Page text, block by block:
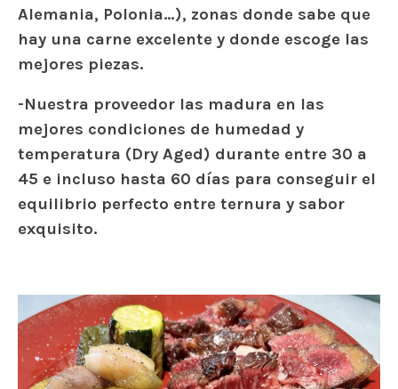
Alemania, Polonia…), zonas donde sabe que
hay una carne excelente y donde escoge las
mejores piezas.
-Nuestra proveedor las madura en las
mejores condiciones de humedad y
temperatura (Dry Aged) durante entre 30 a
45 e incluso hasta 60 días para conseguir el
equilibrio perfecto entre ternura y sabor
exquisito.